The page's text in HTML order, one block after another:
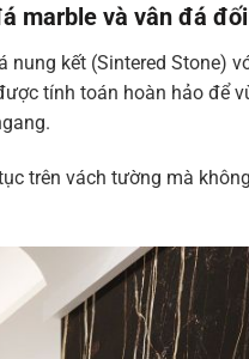
marble và vân đá
nung kết (Sintered Stone)
tính toán hoàn hảo để
trên vách tường mà